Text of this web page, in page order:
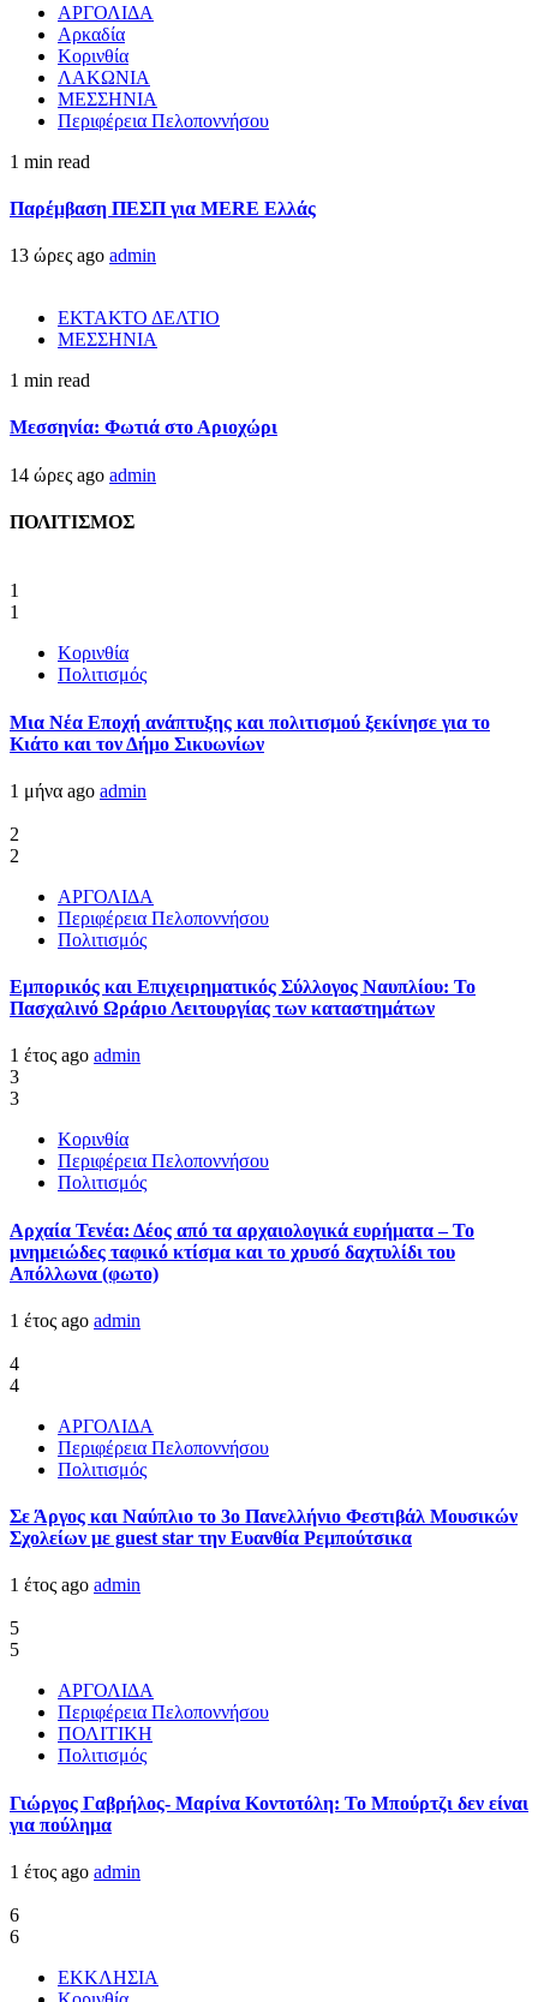
ΑΡΓΟΛΙΔΑ
Αρκαδία
Κορινθία
ΛΑΚΩΝΙΑ
ΜΕΣΣΗΝΙΑ
Περιφέρεια Πελοποννήσου
1 min read
Παρέμβαση ΠΕΣΠ για MERE Ελλάς
13 ώρες ago admin
ΕΚΤΑΚΤΟ ΔΕΛΤΙΟ
ΜΕΣΣΗΝΙΑ
1 min read
Μεσσηνία: Φωτιά στο Αριοχώρι
14 ώρες ago admin
ΠΟΛΙΤΙΣΜΟΣ
1
1
Κορινθία
Πολιτισμός
Μια Νέα Εποχή ανάπτυξης και πολιτισμού ξεκίνησε για το
Κιάτο και τον Δήμο Σικυωνίων
1 μήνα ago admin
2
2
ΑΡΓΟΛΙΔΑ
Περιφέρεια Πελοποννήσου
Πολιτισμός
Εμπορικός και Επιχειρηματικός Σύλλογος Ναυπλίου: Το
Πασχαλινό Ωράριο Λειτουργίας των καταστημάτων
1 έτος ago admin
3
3
Κορινθία
Περιφέρεια Πελοποννήσου
Πολιτισμός
Αρχαία Τενέα: Δέος από τα αρχαιολογικά ευρήματα – Το
μνημειώδες ταφικό κτίσμα και το χρυσό δαχτυλίδι του
Απόλλωνα (φωτο)
1 έτος ago admin
4
4
ΑΡΓΟΛΙΔΑ
Περιφέρεια Πελοποννήσου
Πολιτισμός
Σε Άργος και Ναύπλιο το 3ο Πανελλήνιο Φεστιβάλ Μουσικών
Σχολείων με guest star την Ευανθία Ρεμπούτσικα
1 έτος ago admin
5
5
ΑΡΓΟΛΙΔΑ
Περιφέρεια Πελοποννήσου
ΠΟΛΙΤΙΚΗ
Πολιτισμός
Γιώργος Γαβρήλος- Μαρίνα Κοντοτόλη: Το Μπούρτζι δεν είναι
για πούλημα
1 έτος ago admin
6
6
ΕΚΚΛΗΣΙΑ